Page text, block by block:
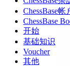
ChessBase帐
ChessBase
开始
基础知识
Voucher
其他